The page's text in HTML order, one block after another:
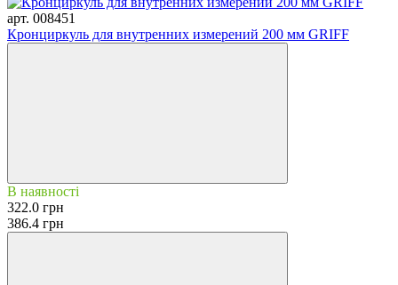
арт. 008451
Кронциркуль для внутренних измерений 200 мм GRIFF
В наявності
322.0 грн
386.4 грн